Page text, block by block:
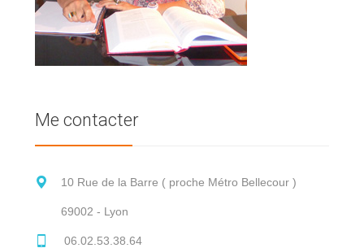
Me contacter
10 Rue de la Barre ( proche Métro Bellecour )
69002 - Lyon
06.02.53.38.64